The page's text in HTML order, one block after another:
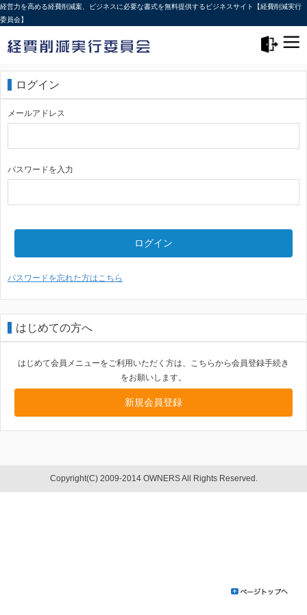
経営力を高める経費削減案、ビジネスに必要な書式を無料提供するビジネスサイト【経費削減実行
委員会】
ログイン
メールアドレス
パスワードを入力
ログイン
パスワードを忘れた方はこちら
はじめての方へ
はじめて会員メニューをご利用いただく方は、こちらから会員登録手続き
をお願いします。
新規会員登録
Copyright(C) 2009-2014 OWNERS All Rights Reserved.